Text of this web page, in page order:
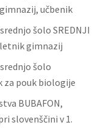
učbenik
šolo SREDNJI
letnik gimnazij
šolo
za pouk biologije
BUBAFON,
slovenščini v 1.